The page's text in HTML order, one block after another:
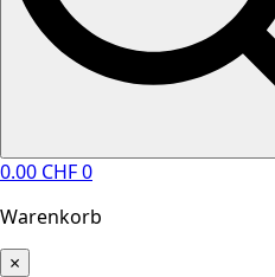
0.00 CHF0
Warenkorb
×